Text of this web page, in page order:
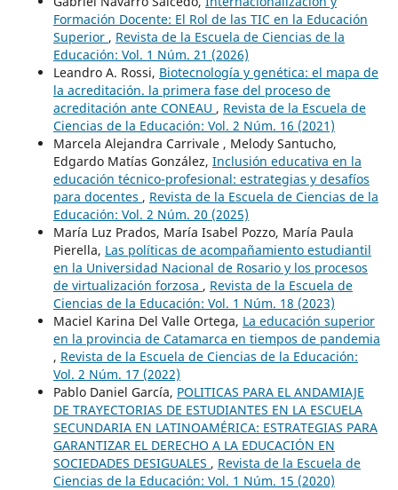
Formación Docente: El Rol de las TIC en la Educación
Superior , Revista de la Escuela de Ciencias de la
Educación: Vol. 1 Núm. 21 (2026)
Leandro A. Rossi, Biotecnología y genética: el mapa de
la acreditación. la primera fase del proceso de
acreditación ante CONEAU , Revista de la Escuela de
Ciencias de la Educación: Vol. 2 Núm. 16 (2021)
Marcela Alejandra Carrivale , Melody Santucho,
Edgardo Matías González, Inclusión educativa en la
educación técnico-profesional: estrategias y desafíos
para docentes , Revista de la Escuela de Ciencias de la
Educación: Vol. 2 Núm. 20 (2025)
María Luz Prados, María Isabel Pozzo, María Paula
Pierella, Las políticas de acompañamiento estudiantil
en la Universidad Nacional de Rosario y los procesos
de virtualización forzosa , Revista de la Escuela de
Ciencias de la Educación: Vol. 1 Núm. 18 (2023)
Maciel Karina Del Valle Ortega, La educación superior
en la provincia de Catamarca en tiempos de pandemia
, Revista de la Escuela de Ciencias de la Educación:
Vol. 2 Núm. 17 (2022)
Pablo Daniel García, POLITICAS PARA EL ANDAMIAJE
DE TRAYECTORIAS DE ESTUDIANTES EN LA ESCUELA
SECUNDARIA EN LATINOAMÉRICA: ESTRATEGIAS PARA
GARANTIZAR EL DERECHO A LA EDUCACIÓN EN
SOCIEDADES DESIGUALES , Revista de la Escuela de
Ciencias de la Educación: Vol. 1 Núm. 15 (2020)